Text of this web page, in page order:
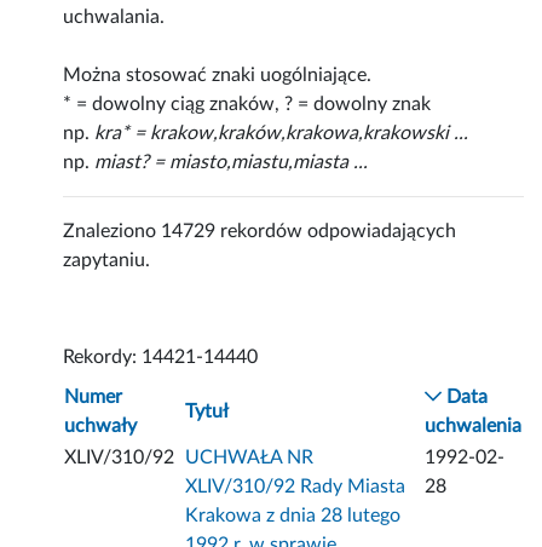
uchwalania.
Można stosować znaki uogólniające.
* = dowolny ciąg znaków, ? = dowolny znak
np. kra* = krakow,kraków,krakowa,krakowski ...
np. miast? = miasto,miastu,miasta ...
Znaleziono 14729 rekordów odpowiadających
zapytaniu.
Rekordy: 14421-14440
Numer
uchwały
Tytuł
Data
uchwalenia
XLIV/310/92
UCHWAŁA NR
XLIV/310/92 Rady Miasta
Krakowa z dnia 28 lutego
1992-02-
28